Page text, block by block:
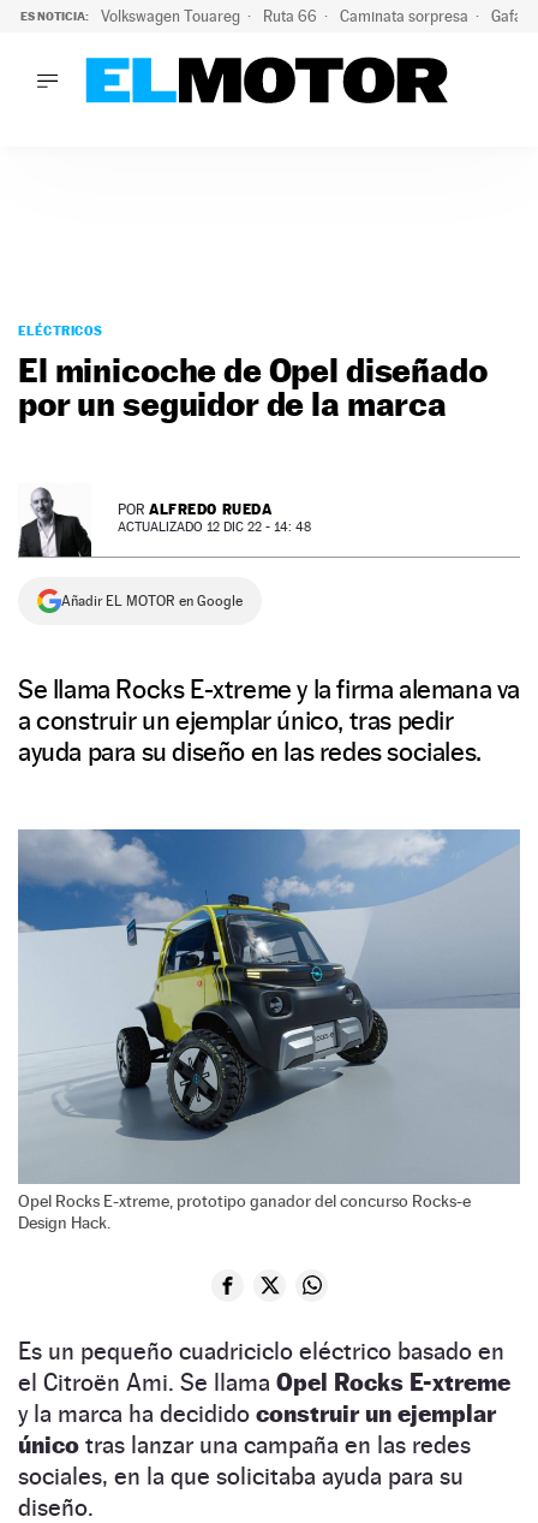
ES NOTICIA: Volkswagen Touareg Ruta 66 Caminata sorpresa Gafas
PODCAST
MOTOS
TECNOLOGÍA
SUPERCOCHES
PREMIOS
SERVICIOS
ELÉCTRICOS
El minicoche de Opel diseñado
por un seguidor de la marca
POR ALFREDO RUEDA
ACTUALIZADO 12 DIC 22 - 14: 48
Añadir EL MOTOR en Google
Se llama Rocks E-xtreme y la firma alemana va
a construir un ejemplar único, tras pedir
ayuda para su diseño en las redes sociales.
Opel Rocks E-xtreme, prototipo ganador del concurso Rocks-e
Design Hack.
Es un pequeño cuadriciclo eléctrico basado en
el Citroën Ami. Se llama Opel Rocks E-xtreme
y la marca ha decidido construir un ejemplar
único tras lanzar una campaña en las redes
sociales, en la que solicitaba ayuda para su
diseño.